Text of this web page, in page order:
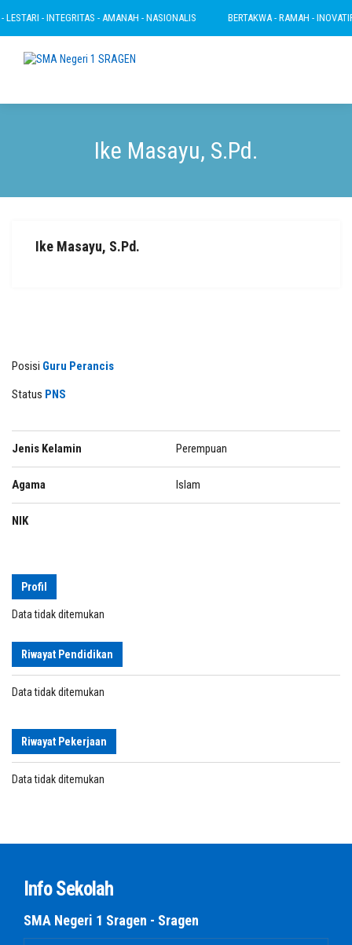
- INTEGRITAS - AMANAH - NASIONALIS BERTAKWA - RAMAH -
Ike Masayu, S.Pd.
Ike Masayu, S.Pd.
Posisi Guru Perancis
Status PNS
Jenis Kelamin Perempuan
Agama Islam
NIK
Profil
Data tidak ditemukan
Riwayat Pendidikan
Data tidak ditemukan
Riwayat Pekerjaan
Data tidak ditemukan
Info Sekolah
SMA Negeri 1 Sragen - Sragen